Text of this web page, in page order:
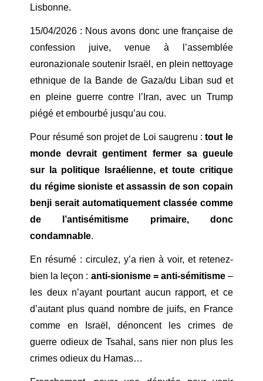
Lisbonne.
15/04/2026 : Nous avons donc une française de
confession juive, venue à l’assemblée
euronazionale soutenir Israël, en plein nettoyage
ethnique de la Bande de Gaza/du Liban sud et
en pleine guerre contre l’Iran, avec un Trump
piégé et embourbé jusqu’au cou.
Pour résumé son projet de Loi saugrenu :tout le
monde devrait gentiment fermer sa gueule
sur la politique Israélienne, et toute critique
du régime sioniste et assassin de son copain
benji serait automatiquement classée comme
de l’antisémitisme primaire, donc
condamnable.
En résumé : circulez, y’a rien à voir, et retenez-
bien la leçon : anti-sionisme = anti-sémitisme–
les deux n’ayant pourtant aucun rapport, et ce
d’autant plus quand nombre de juifs, en France
comme en Israël, dénoncent les crimes de
guerre odieux de Tsahal, sans nier non plus les
crimes odieux du Hamas…